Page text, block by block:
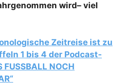
wird– viel
Zeitreise ist zu
1 bis 4 der Podcast-
NOCH